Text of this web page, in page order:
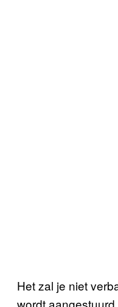
Het zal je niet
wordt